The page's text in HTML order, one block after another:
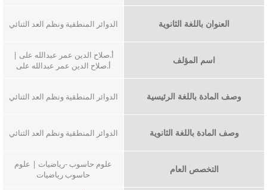
العنوان باللغة الثانوية الدوائر المنطقية ونظم العد الثنائي
اسم المؤلف
أ.صلاح الدين عمر عبدالله على |
أ.صلاح الدين عمر عبدالله على
وصف المادة باللغة الرئيسية الدوائر المنطقية ونظم العد الثنائي
وصف المادة باللغة الثانوية الدوائر المنطقية ونظم العد الثنائي
التخصص العام
علوم حاسوب -رياضيات | علوم
حاسوب رياضيات